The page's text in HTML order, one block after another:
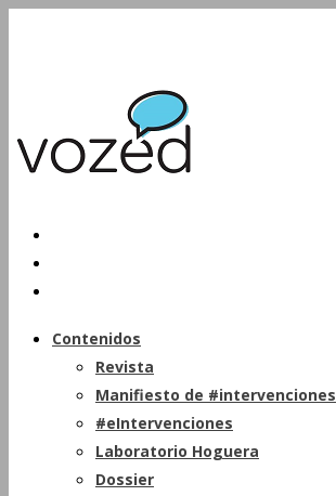
Contenidos
Revista
Manifiesto de #intervenciones
#eIntervenciones
Laboratorio Hoguera
Dossier